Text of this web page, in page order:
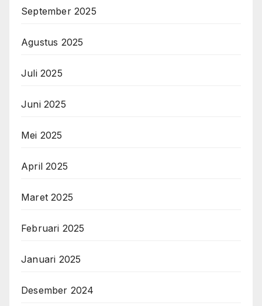
September 2025
Agustus 2025
Juli 2025
Juni 2025
Mei 2025
April 2025
Maret 2025
Februari 2025
Januari 2025
Desember 2024